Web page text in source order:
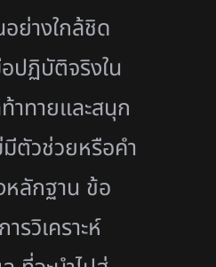
ย่างใกล้ชิด
ปฏิบัติจริงใน
าทายและสนุก
ตัวช่วยหรือคำ
หลักฐาน ข้อ
รวิเคราะห์